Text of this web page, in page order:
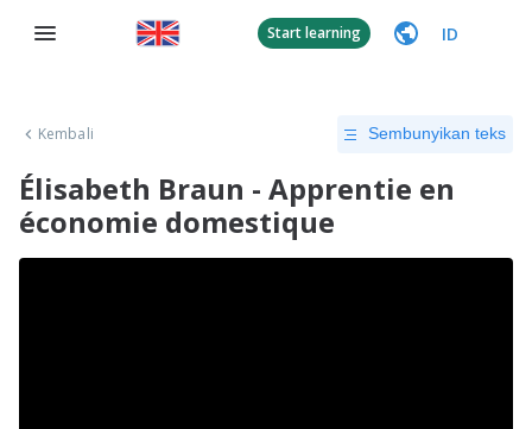
Start learning ID
Kembali Sembunyikan teks
Élisabeth Braun - Apprentie en
économie domestique